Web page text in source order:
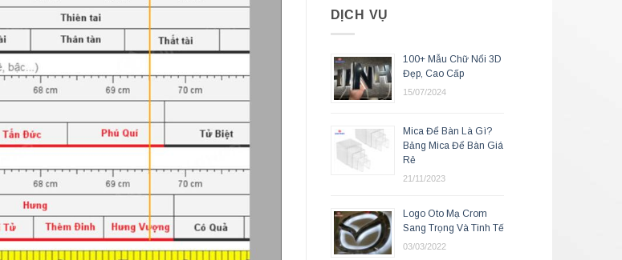
DỊCH VỤ
100+ Mẫu Chữ Nổi 3D
Đẹp, Cao Cấp
15/07/2024
Mica Để Bàn Là Gì?
Bảng Mica Để Bàn Giá
Rẻ
21/11/2023
Logo Oto Mạ Crom
Sang Trọng Và Tinh Tế
03/03/2022